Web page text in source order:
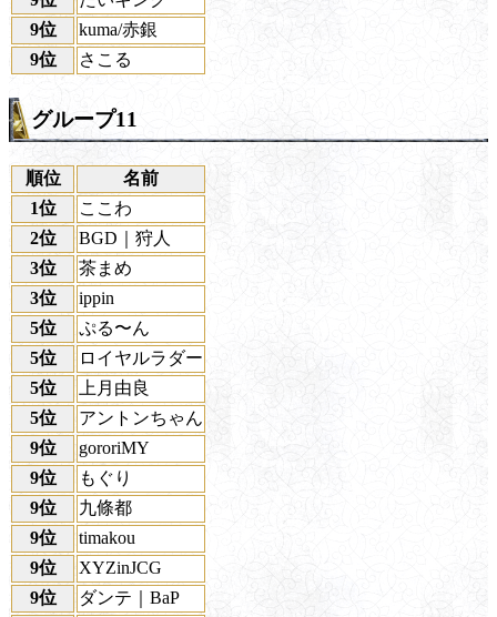
9位
kuma/赤銀
9位
さこる
グループ11
順位
名前
1位
ここわ
2位
BGD｜狩人
3位
茶まめ
3位
ippin
5位
ぷる〜ん
5位
ロイヤルラダー
5位
上月由良
5位
アントンちゃん
9位
gororiMY
9位
もぐり
9位
九條都
9位
timakou
9位
XYZinJCG
9位
ダンテ｜BaP